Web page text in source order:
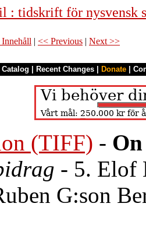
: tidskrift för nysvensk
| << Previous | Next >>
Catalog Recent Changes Donate
(TIFF) -
- 5. Elof
G:son